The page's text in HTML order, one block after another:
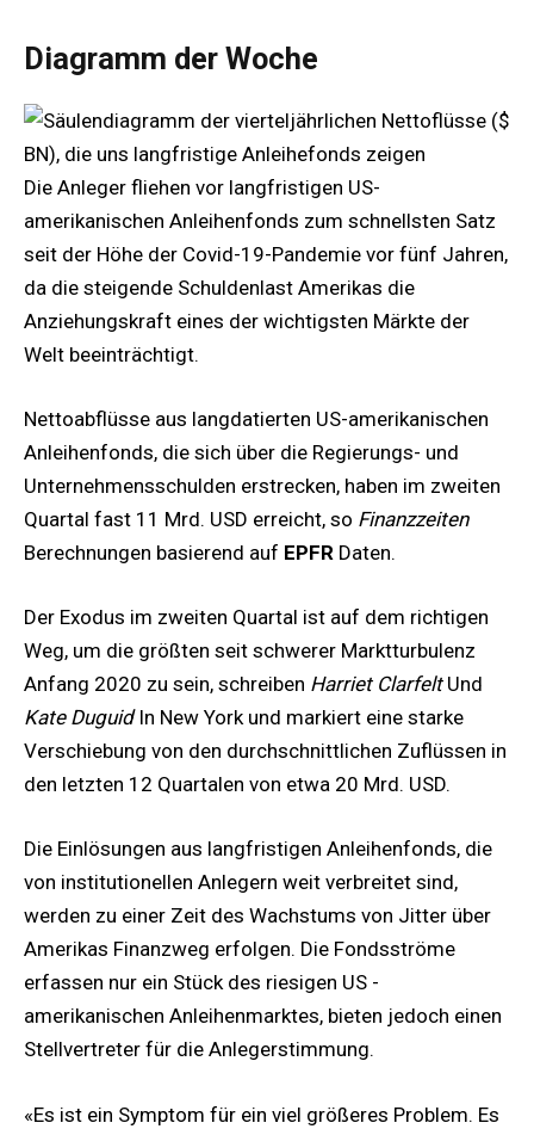
Diagramm der Woche
Die Anleger fliehen vor langfristigen US-
amerikanischen Anleihenfonds zum schnellsten Satz
seit der Höhe der Covid-19-Pandemie vor fünf Jahren,
da die steigende Schuldenlast Amerikas die
Anziehungskraft eines der wichtigsten Märkte der
Welt beeinträchtigt.
Nettoabflüsse aus langdatierten US-amerikanischen
Anleihenfonds, die sich über die Regierungs- und
Unternehmensschulden erstrecken, haben im zweiten
Quartal fast 11 Mrd. USD erreicht, so Finanzzeiten
Berechnungen basierend auf EPFR Daten.
Der Exodus im zweiten Quartal ist auf dem richtigen
Weg, um die größten seit schwerer Marktturbulenz
Anfang 2020 zu sein, schreiben Harriet ClarfeltUnd
Kate DuguidIn New York und markiert eine starke
Verschiebung von den durchschnittlichen Zuflüssen in
den letzten 12 Quartalen von etwa 20 Mrd. USD.
Die Einlösungen aus langfristigen Anleihenfonds, die
von institutionellen Anlegern weit verbreitet sind,
werden zu einer Zeit des Wachstums von Jitter über
Amerikas Finanzweg erfolgen. Die Fondsströme
erfassen nur ein Stück des riesigen US -
amerikanischen Anleihenmarktes, bieten jedoch einen
Stellvertreter für die Anlegerstimmung.
«Es ist ein Symptom für ein viel größeres Problem. Es